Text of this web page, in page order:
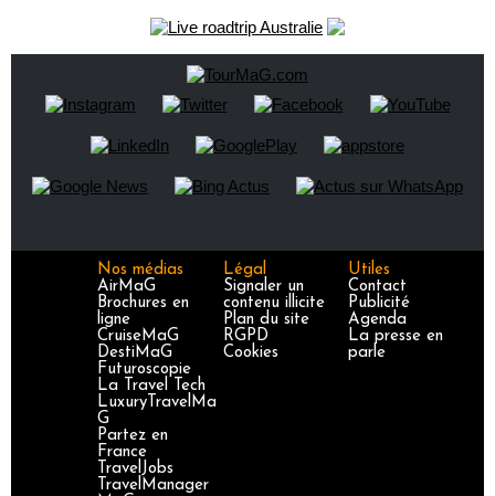
Nos médias
AirMaG
Brochures en
ligne
CruiseMaG
DestiMaG
Futuroscopie
La Travel Tech
LuxuryTravelMa
G
Partez en
France
TravelJobs
TravelManager
Légal
Signaler un
contenu illicite
Plan du site
RGPD
Cookies
Utiles
Contact
Publicité
Agenda
La presse en
parle